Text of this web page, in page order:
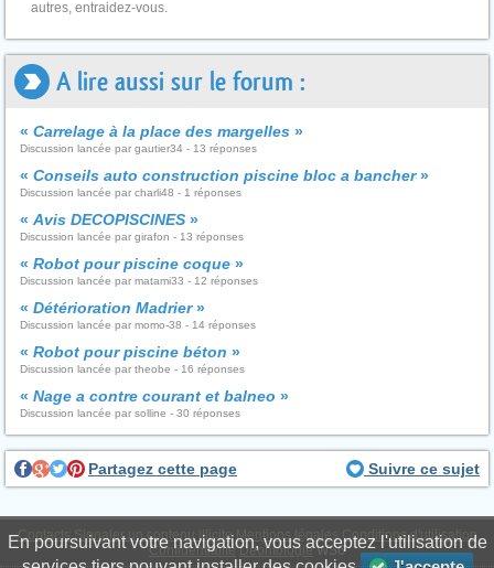
autres, entraidez-vous.
A lire aussi sur le forum :
« Carrelage à la place des margelles »
Discussion lancée par gautier34 - 13 réponses
« Conseils auto construction piscine bloc a bancher»
Discussion lancée par charli48 - 1 réponses
« Avis DECOPISCINES »
Discussion lancée par girafon - 13 réponses
« Robot pour piscine coque »
Discussion lancée par matami33 - 12 réponses
« Détérioration Madrier»
Discussion lancée par momo-38 - 14 réponses
« Robot pour piscine béton »
Discussion lancée par theobe - 16 réponses
« Nage a contre courant et balneo »
Discussion lancée par solline - 30 réponses
Partagez cette page Suivre ce sujet
Contacts Signaler un contenu illicite Mentions légales Conditions d'utilisation
Confidentialité DéontologieWS6
En poursuivant votre navigation, vous acceptez l'utilisation de